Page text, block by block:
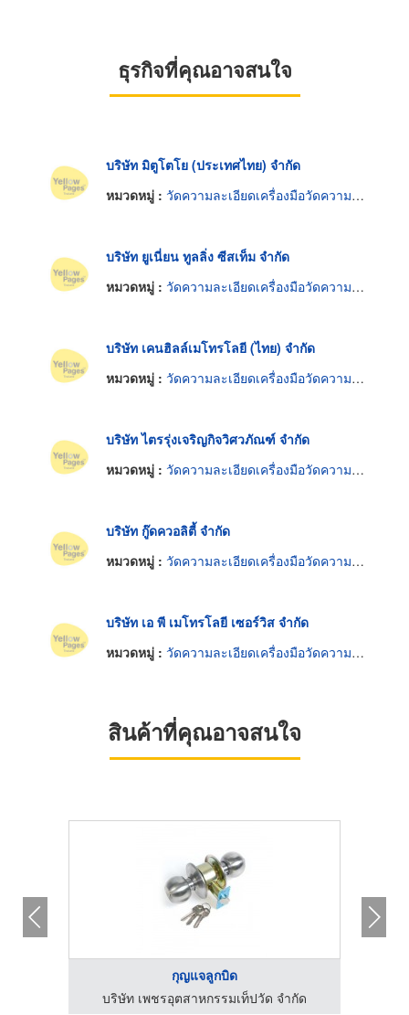
ธุรกิจที่คุณอาจสนใจ
บริษัท มิตูโตโย (ประเทศไทย) จำกัด
หมวดหมู่ : วัดความละเอียดเครื่องมือวัดความยาว
บริษัท ยูเนี่ยน ทูลลิ่ง ซีสเท็ม จำกัด
หมวดหมู่ : วัดความละเอียดเครื่องมือวัดความยาว
บริษัท เคนฮิลล์เมโทรโลยี (ไทย) จำกัด
หมวดหมู่ : วัดความละเอียดเครื่องมือวัดความยาว
บริษัท ไตรรุ่งเจริญกิจวิศวภัณฑ์ จำกัด
หมวดหมู่ : วัดความละเอียดเครื่องมือวัดความยาว
บริษัท กู๊ดควอลิตี้ จำกัด
หมวดหมู่ : วัดความละเอียดเครื่องมือวัดความยาว
บริษัท เอ พี เมโทรโลยี เซอร์วิส จำกัด
หมวดหมู่ : วัดความละเอียดเครื่องมือวัดความยาว
สินค้าที่คุณอาจสนใจ
กุญแจลูกบิด
บริษัท เพชรอุตสาหกรรมเท็ปวัด จำกัด